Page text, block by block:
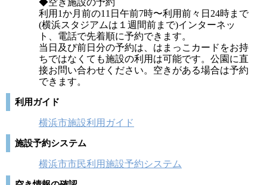
◆空き施設の予約
利用1か月前の11日午前7時〜利用前々日24時まで
(横浜スタジアムは１週間前まで)インターネッ
ト、電話で先着順に予約できます。
当日及び前日分の予約は、はまっこカードをお持
ちではなくても施設の利用は可能です。公園に直
接お問い合わせください。空きがある場合は予約
できます。
利用ガイド
横浜市施設利用ガイド
施設予約システム
横浜市市民利用施設予約システム